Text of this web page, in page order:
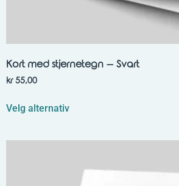
Kort med stjernetegn – Svart
kr55,00
Velg alternativ